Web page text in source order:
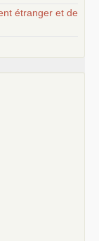
étranger et de